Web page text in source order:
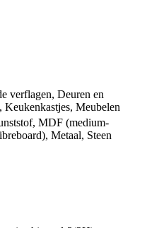
verflagen, Deuren en
, Keukenkastjes, Meubelen
, MDF (medium-
, Metaal, Steen